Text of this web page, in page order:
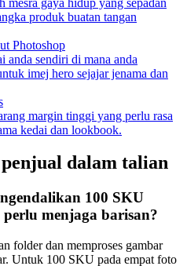
produk buatan tangan
Photoshop
anda sendiri di mana anda
imej hero sejajar jenama dan
margin tinggi yang perlu rasa
kedai dan lookbook.
dalam talian
100 SKU
menjaga barisan?
folder dan memproses gambar
Untuk 100 SKU pada empat foto